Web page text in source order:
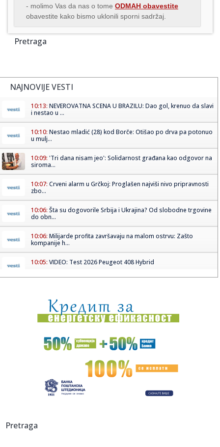
- molimo Vas da nas o tome ODMAH obavestite
obavestite kako bismo uklonili sporni sadržaj.
Pretraga
NAJNOVIJE VESTI
10:13: NEVEROVATNA SCENA U BRAZILU: Dao gol, krenuo da slavi
i nestao u ...
10:10: Nestao mladić (28) kod Borče: Otišao po drva pa potonuo
u mulj...
10:09: 'Tri dana nisam jeo': Solidarnost građana kao odgovor na
siroma...
10:07: Crveni alarm u Grčkoj: Proglašen najviši nivo pripravnosti
zbo...
10:06: Šta su dogovorile Srbija i Ukrajina? Od slobodne trgovine
do obn...
10:06: Milijarde profita završavaju na malom ostrvu: Zašto
kompanije h...
10:05: VIDEO: Test 2026 Peugeot 408 Hybrid
10:00:Дачић: Ватргасци-спасиоци данима ...
10:02:Bivši zaposleni u Apple-u odavao tajne kad je otišao u
OpenAI?
Novo istraživanje NSPM: Glavna promena - porasla
10:00:Agroanalitičar: Država nema pare da prizna, ali su štete u
kikirikija
Pretraga